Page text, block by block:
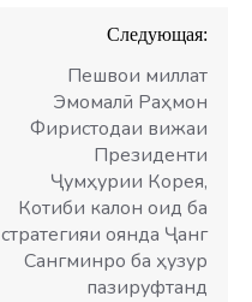
Следующая:
Пешвои миллат
Эмомалӣ Раҳмон
Фиристодаи вижаи
Президенти
Ҷумҳурии Корея,
Котиби калон оид ба
стратегияи оянда Ҷанг
Сангминро ба ҳузур
пазируфтанд